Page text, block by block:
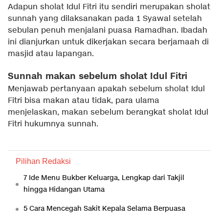
Adapun sholat Idul Fitri itu sendiri merupakan sholat
sunnah yang dilaksanakan pada 1 Syawal setelah
sebulan penuh menjalani puasa Ramadhan. Ibadah
ini dianjurkan untuk dikerjakan secara berjamaah di
masjid atau lapangan.
Sunnah makan sebelum sholat Idul Fitri
Menjawab pertanyaan apakah sebelum sholat Idul
Fitri bisa makan atau tidak, para ulama
menjelaskan, makan sebelum berangkat sholat Idul
Fitri hukumnya sunnah.
Pilihan Redaksi
7 Ide Menu Bukber Keluarga, Lengkap dari Takjil
hingga Hidangan Utama
5 Cara Mencegah Sakit Kepala Selama Berpuasa